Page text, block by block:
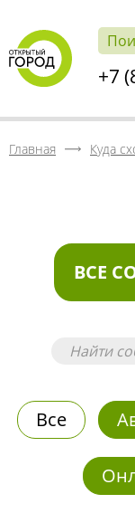
+7
Главная Куда
ВСЕ
Все